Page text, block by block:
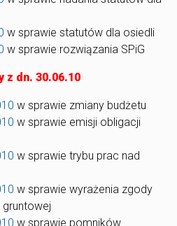
w sprawie statutów dla osiedli
w sprawie rozwiązania SPiG
z dn. 30.06.10
w sprawie zmiany budżetu
w sprawie emisji obligacji
w sprawie trybu prac nad
w sprawie wyrażenia zgody
w sprawie pomników